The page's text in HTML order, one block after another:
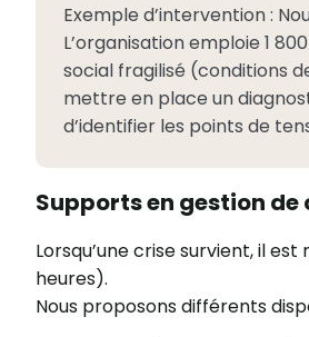
Exemple d’intervention :
L’organisation emploie 1
social fragilisé (conditions
mettre en place un
d’identifier les points de
Supports en gestion de
Lorsqu’une crise survient, il
heures).
Nous proposons différents